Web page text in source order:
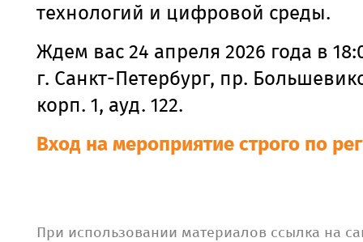
технологий и цифровой среды.
Ждем вас 24 апреля 2026 года в
г. Санкт-Петербург, пр.
корп. 1, ауд. 122.
Вход на мероприятие строго по
При использовании материалов ссылка на